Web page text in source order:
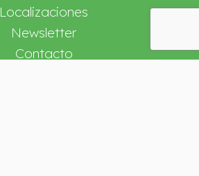
Localizaciones
Newsletter
Contacto